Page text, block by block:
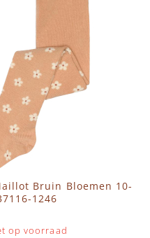
Bruin Bloemen 10-
1246
op voorraad